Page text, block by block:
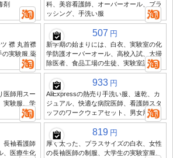
剤
科、美容看護師、オーバーオール、ブラ
ッシング、手洗い服
襟 丸首襟
の実験服 薬
507 円
新学期の始まりには、白衣、実験室の化
学防護オーバーオール、高校入試、大掃
除医者、食品工場の生徒、実験室試験
医師用スー
実験服、学
933 円
AliExpressの熱売り手洗い服、速乾、カ
ジュアル、快適な病院医師、看護師スタ
ッフのワークウェアセット、男女用
長袖看護師
、医療生化
819 円
厚く太った、プラスサイズの白衣、女性
の長袖医師の制服、大学生の実験室服、